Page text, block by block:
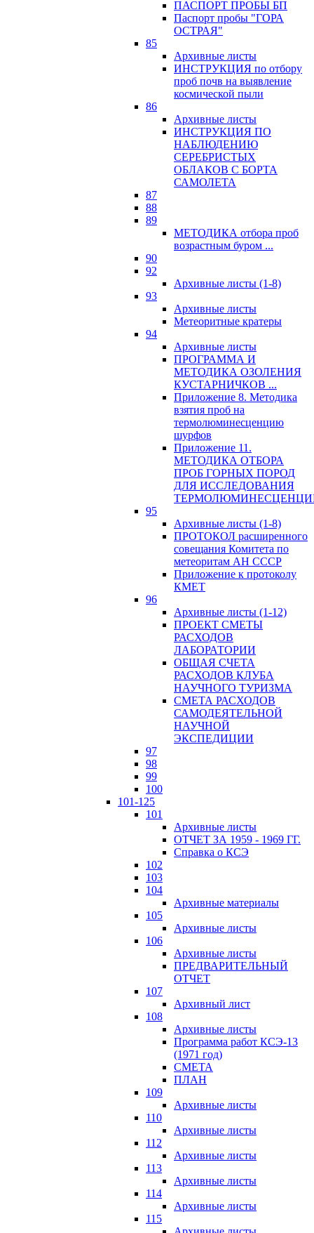
ПАСПОРТ ПРОБЫ БП
Паспорт пробы "ГОРА
ОСТРАЯ"
85
Архивные листы
ИНСТРУКЦИЯ по отбору
проб почв на выявление
космической пыли
86
Архивные листы
ИНСТРУКЦИЯ ПО
НАБЛЮДЕНИЮ
СЕРЕБРИСТЫХ
ОБЛАКОВ С БОРТА
САМОЛЕТА
87
88
89
МЕТОДИКА отбора проб
возрастным буром ...
90
92
Архивные листы (1-8)
93
Архивные листы
Метеоритные кратеры
94
Архивные листы
ПРОГРАММА И
МЕТОДИКА ОЗОЛЕНИЯ
КУСТАРНИЧКОВ ...
Приложение 8. Методика
взятия проб на
термолюминесценцию
шурфов
Приложение 11.
МЕТОДИКА ОТБОРА
ПРОБ ГОРНЫХ ПОРОД
ДЛЯ ИССЛЕДОВАНИЯ
95
Архивные листы (1-8)
ПРОТОКОЛ расширенного
совещания Комитета по
метеоритам АН СССР
Приложение к протоколу
КМЕТ
96
Архивные листы (1-12)
ПРОЕКТ СМЕТЫ
РАСХОДОВ
ЛАБОРАТОРИИ
ОБЩАЯ СЧЕТА
РАСХОДОВ КЛУБА
НАУЧНОГО ТУРИЗМА
СМЕТА РАСХОДОВ
САМОДЕЯТЕЛЬНОЙ
НАУЧНОЙ
ЭКСПЕДИЦИИ
97
98
99
100
101-125
101
Архивные листы
ОТЧЕТ ЗА 1959 - 1969 ГГ.
Справка о КСЭ
102
103
104
Архивные материалы
105
Архивные листы
106
Архивные листы
ПРЕДВАРИТЕЛЬНЫЙ
ОТЧЕТ
107
Архивный лист
108
Архивные листы
Программа работ КСЭ-13
(1971 год)
СМЕTA
ПЛАН
109
Архивные листы
110
Архивные листы
112
Архивные листы
113
Архивные листы
114
Архивные листы
115